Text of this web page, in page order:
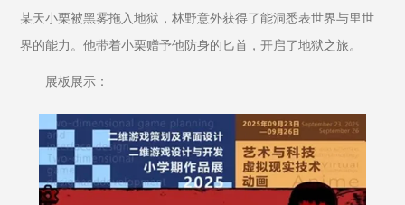
某天小栗被黑雾拖入地狱，林野意外获得了能洞悉表世界与里世
界的能力。他带着小栗赠予他防身的匕首，开启了地狱之旅。
展板展示：